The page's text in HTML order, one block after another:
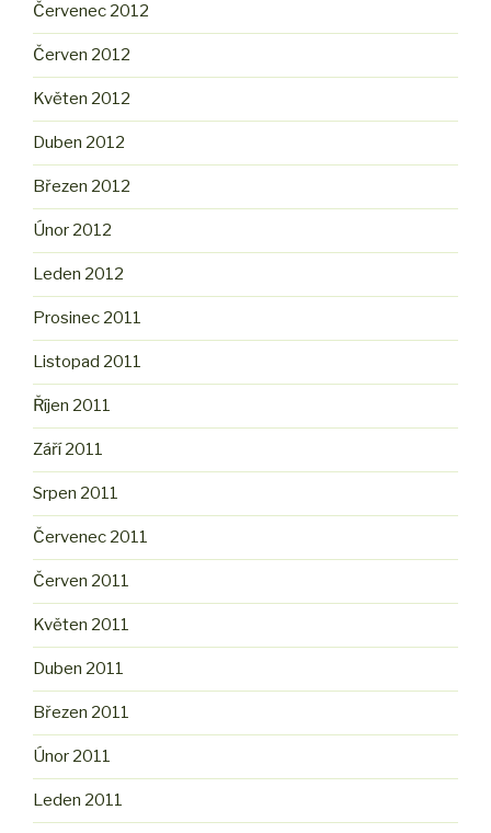
Červenec 2012
Červen 2012
Květen 2012
Duben 2012
Březen 2012
Únor 2012
Leden 2012
Prosinec 2011
Listopad 2011
Říjen 2011
Září 2011
Srpen 2011
Červenec 2011
Červen 2011
Květen 2011
Duben 2011
Březen 2011
Únor 2011
Leden 2011